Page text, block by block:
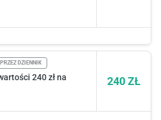
240 ZŁ
DZIENNIK
240 zł na